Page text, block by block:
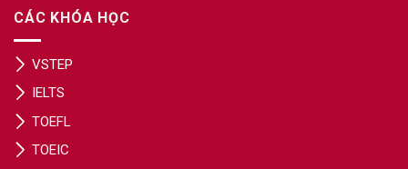
CÁC KHÓA HỌC
VSTEP
IELTS
TOEFL
TOEIC